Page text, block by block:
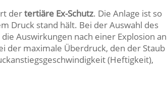
dertertiäre Ex-Schutz. Die Anlage ist so
Druck stand hält. Bei der Auswahl des
Auswirkungen nach einer Explosion an
der maximale Überdruck, den der Staub
(Heftigkeit),